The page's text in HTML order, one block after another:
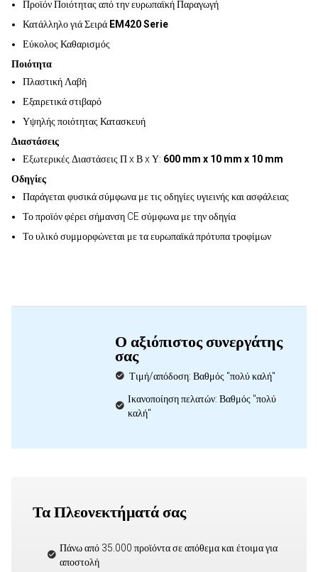
Προϊόν Ποιότητας από την ευρωπαϊκή Παραγωγή
Κατάλληλο γιά Σειρά EM420 Serie
Εύκολος Καθαρισμός
Ποιότητα
Πλαστική Λαβή
Εξαιρετικά στιβαρό
Υψηλής ποιότητας Κατασκευή
Διαστάσεις
Εξωτερικές Διαστάσεις Π x Β x Υ: 600 mm x 10 mm x 10 mm
Οδηγίες
Παράγεται φυσικά σύμφωνα με τις οδηγίες υγιεινής και ασφάλειας
Το προϊόν φέρει σήμανση CE σύμφωνα με την οδηγία
Το υλικό συμμορφώνεται με τα ευρωπαϊκά πρότυπα τροφίμων
Ο αξιόπιστος συνεργάτης
σας
Τιμή/απόδοση: Βαθμός "πολύ καλή"
Ικανοποίηση πελατών: Βαθμός "πολύ
καλή"
Τα Πλεονεκτήματά σας
Πάνω από 35.000 προϊόντα σε απόθεμα και έτοιμα για
αποστολή